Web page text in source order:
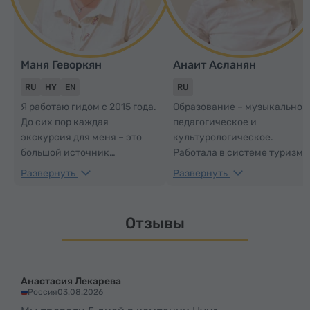
Маня Геворкян
RU HY EN
Я работаю гидом с 2015 года.
До сих пор каждая
экскурсия для меня – это
большой источник
положительной энергии. Во
архитектурными
очарование армянского
эмоционального мышления
Развернуть
Анаит Асланян
RU
Образование – музыкально-
педагогическое и
культурологическое.
Работала в системе туризма,
образования и культуры в
Геноцида армян и в
компании «Йур Сервис».
мышлением стараюсь
Развернуть
Отзывы
Анастасия Лекарева
Россия03.08.2026